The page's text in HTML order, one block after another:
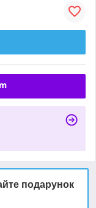
подарунок